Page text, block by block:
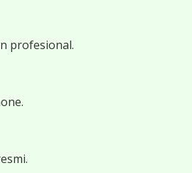
profesional.